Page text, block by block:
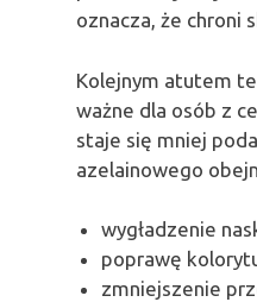
oznacza, że chroni
Kolejnym atutem
ważne dla osób z
staje się mniej
azelainowego
wygładzenie
poprawę
zmniejszenie